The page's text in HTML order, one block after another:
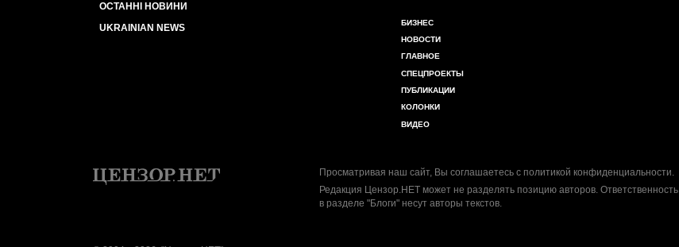
ОСТАННІ НОВИНИ
UKRAINIAN NEWS
БИЗНЕС
НОВОСТИ
ГЛАВНОЕ
СПЕЦПРОЕКТЫ
ПУБЛИКАЦИИ
КОЛОНКИ
ВИДЕО
Просматривая наш сайт, Вы соглашаетесь с политикой конфиденциальности.
Редакция Цензор.НЕТ может не разделять позицию авторов.
в разделе "Блоги" несут авторы текстов.